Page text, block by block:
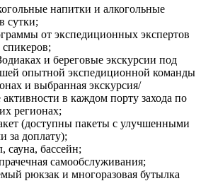
напитки и алкогольные
сутки;
от экспедиционных экспертов
и береговые экскурсии под
опытной экспедиционной команды
и выбранная экскурсия/
в каждом порту захода по
регионах;
(доступны пакеты с улучшенными
за доплату);
сауна, бассейн;
самообслуживания;
рюкзак и многоразовая бутылка